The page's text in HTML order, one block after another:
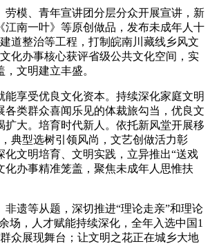
模、青年宣讲团分层分众开展宣讲，新
江南一叶》等原创做品，发布未成年人十
道整治等工程，打制皖南川藏线乡风文
化办事核心获评省级公共文化空间，实
文明建立丰盛。
享受优良文化资本。持续深化家庭文明
各类群众喜闻乐见的体裁旅勾当，优良文
扩大。培育时代新人。依托新风堂开展移
典型选树引领风尚，文艺创做活力彰
化文明培育、文明实践，立异推出“送戏
化办事精准笼盖，聚焦未成年人思惟扶
遗等从题，深切推进“理论走亲”和理论
场，人才赋能持续深化，全年入选中国1
众展现舞台；让文明之花正在城乡大地